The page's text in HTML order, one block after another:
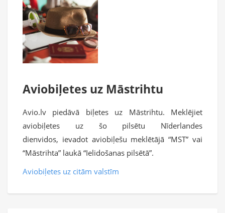
Aviobiļetes uz Māstrihtu
Avio.lv piedāvā biļetes uz Māstrihtu. Meklējiet
aviobiļetes uz šo pilsētu Nīderlandes
dienvidos, ievadot aviobiļešu meklētājā “MST” vai
“Māstrihta” laukā “Ielidošanas pilsētā”.
Aviobiļetes uz citām valstīm